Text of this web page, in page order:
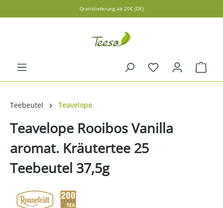
Gratislieferung ab 20€ (DE)
Teebeutel Teavelope
Teavelope Rooibos Vanilla
aromat. Kräutertee 25
Teebeutel 37,5g